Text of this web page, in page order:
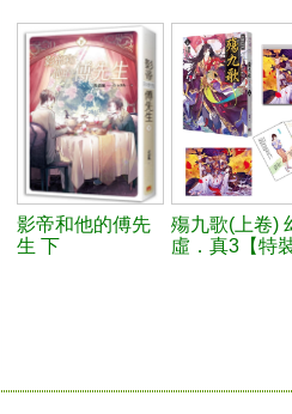
影帝和他的傅先
生 下
殤九歌(上卷)
虛．真3【特